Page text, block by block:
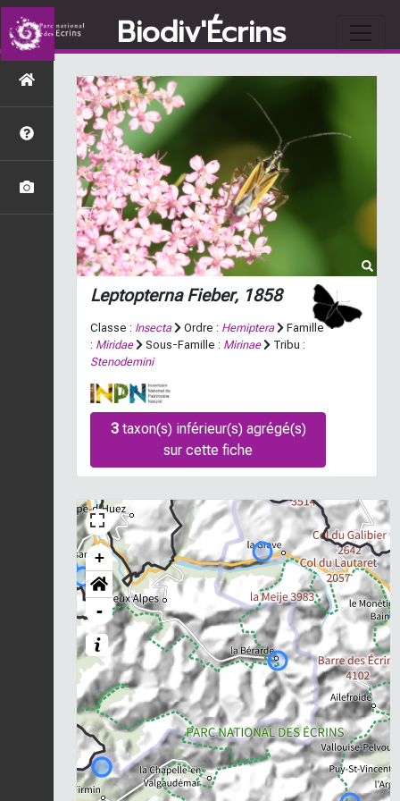
Biodiv'Écrins
LeptopternaFieber, 1858
Classe : Insecta Ordre : Hemiptera
Famille
: Miridae Sous-Famille : Mirinae
Tribu :
Stenodemini
3 taxon(s) inférieur(s) agrégé(s)
sur cette fiche
+
-